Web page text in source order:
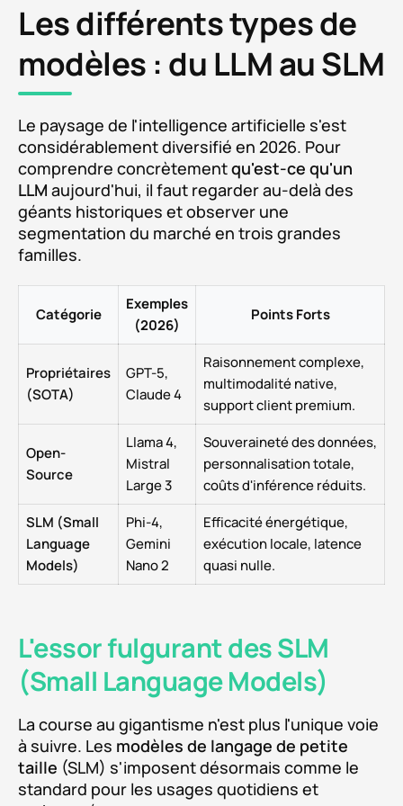
Les différents types de
modèles : du LLM au SLM
Le paysage de l'intelligence artificielle s'est
considérablement diversifié en 2026. Pour
comprendre concrètementqu'est-ce qu'un
LLM aujourd'hui, il faut regarder au-delà des
géants historiques et observer une
segmentation du marché en trois grandes
familles.
Catégorie
Exemples
(2026)
Points Forts
Propriétaires
(SOTA)
GPT-5,
Claude 4
Raisonnement complexe,
multimodalité native,
support client premium.
Open-
Source
Llama 4,
Mistral
Large 3
Souveraineté des données,
personnalisation totale,
coûts d'inférence réduits.
SLM (Small
Language
Models)
Phi-4,
Gemini
Nano 2
Efficacité énergétique,
exécution locale, latence
quasi nulle.
L'essor fulgurant des SLM
(Small Language Models)
La course au gigantisme n'est plus l'unique voie
à suivre. Les modèles de langage de petite
taille (SLM) s'imposent désormais comme le
standard pour les usages quotidiens et